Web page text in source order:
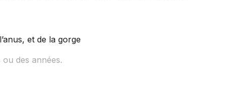
et de la gorge
des années.